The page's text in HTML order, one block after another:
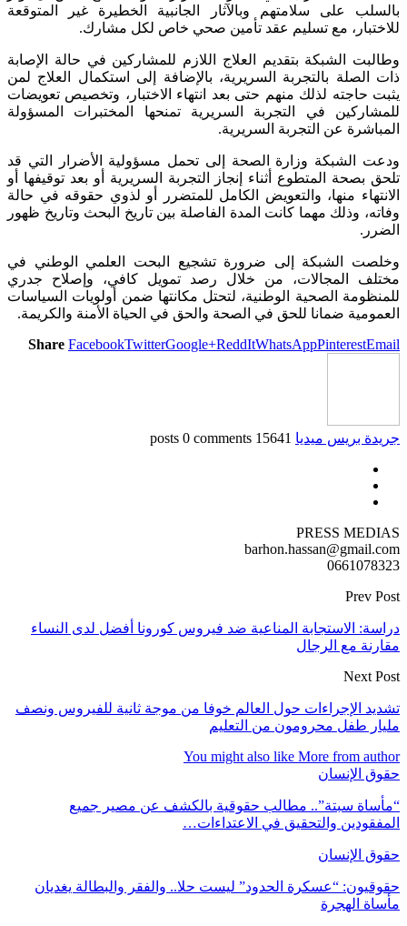
بالسلب على سلامتهم وبالآثار الجانبية الخطيرة غير المتوقعة
للاختبار، مع تسليم عقد تأمين صحي خاص لكل مشارك.
وطالبت الشبكة بتقديم العلاج اللازم للمشاركين في حالة الإصابة
ذات الصلة بالتجربة السريرية، بالإضافة إلى استكمال العلاج لمن
يثبت حاجته لذلك منهم حتى بعد انتهاء الاختبار، وتخصيص تعويضات
للمشاركين في التجربة السريرية تمنحها المختبرات المسؤولة
المباشرة عن التجربة السريرية.
ودعت الشبكة وزارة الصحة إلى تحمل مسؤولية الأضرار التي قد
تلحق بصحة المتطوع أثناء إنجاز التجربة السريرية أو بعد توقيفها أو
الانتهاء منها، والتعويض الكامل للمتضرر أو لذوي حقوقه في حالة
وفاته، وذلك مهما كانت المدة الفاصلة بين تاريخ البحث وتاريخ ظهور
الضرر.
وخلصت الشبكة إلى ضرورة تشجيع البحت العلمي الوطني في
مختلف المجالات، من خلال رصد تمويل كافي، وإصلاح جدري
للمنظومة الصحية الوطنية، لتحتل مكانتها ضمن أولويات السياسات
العمومية ضمانا للحق في الصحة والحق في الحياة الأمنة والكريمة.
Share FacebookTwitterGoogle+ReddItWhatsAppPinterestEmail
جريدة بريس ميديا 15641 posts
0 comments
PRESS MEDIAS
barhon.hassan@gmail.com
0661078323
Prev Post
دراسة: الاستجابة المناعية ضد فيروس كورونا أفضل لدى النساء
مقارنة مع الرجال
Next Post
تشديد الإجراءات حول العالم خوفا من موجة ثانية للفيروس ونصف
مليار طفل محرومون من التعليم
You might also like More from author
حقوق الإنسان
“مأساة سبتة”.. مطالب حقوقية بالكشف عن مصير جميع
المفقودين والتحقيق في الاعتداءات…
حقوق الإنسان
حقوقيون: “عسكرة الحدود” ليست حلا.. والفقر والبطالة يغديان
مأساة الهجرة